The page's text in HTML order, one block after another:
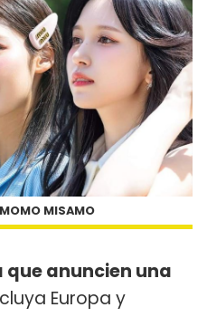
MISAMO
que anuncien una
Europa y